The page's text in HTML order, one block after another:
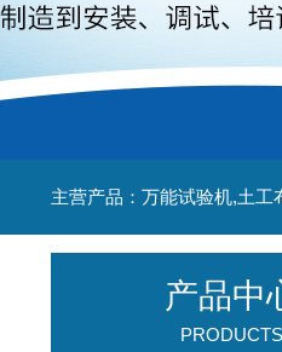
主营产品：万能试验机,土工
产品中
PRODUCTS